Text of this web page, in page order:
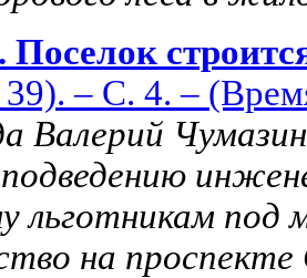
– С. 4. –
Валерий
льготникам
на проспекте